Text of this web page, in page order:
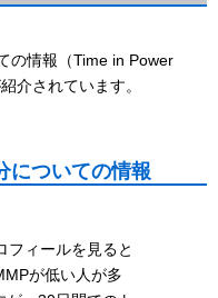
の情報（Time in Power
介されています。
についての情報
フィールを見ると
が低い人が多